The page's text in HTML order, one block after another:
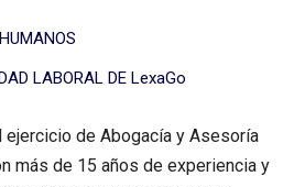
LABORAL DE LexaGo
ejercicio de Abogacía y Asesoría
más de 15 años de experiencia y